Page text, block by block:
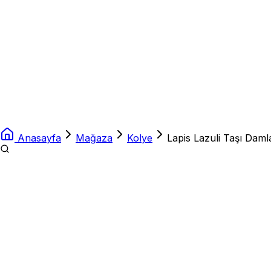
Anasayfa Mağaza Kolye Lapis Lazuli Taşı